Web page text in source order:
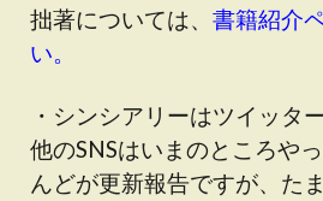
拙著については、 書籍紹介
い。
・シンシアリーはツイッタ
他のSNSはいまのところや
んどが更新報告ですが、た